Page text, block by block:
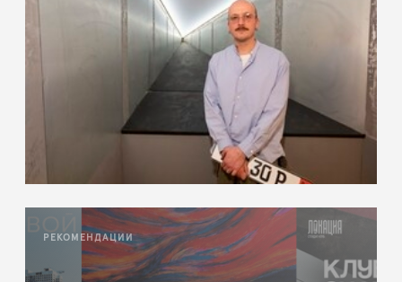
РЕКОМЕНДАЦИИ